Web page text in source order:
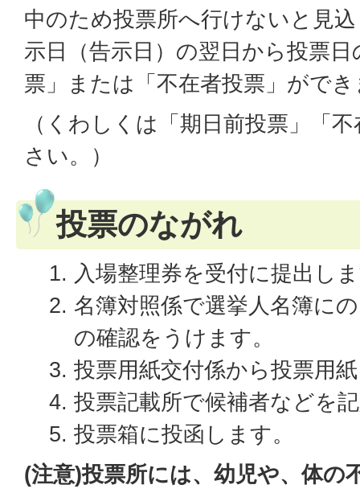
中のため投票所へ行けないと見
示日（告示日）の翌日から投票
票」または「不在者投票」がで
（くわしくは「期日前投票」「
さい。）
投票のながれ
入場整理券を受付に提出し
名簿対照係で選挙人名簿に
の確認をうけます。
投票用紙交付係から投票用
投票記載所で候補者などを
投票箱に投函します。
(注意)投票所には、幼児や、体の